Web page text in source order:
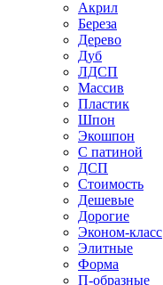
Акрил
Береза
Дерево
Дуб
ЛДСП
Массив
Пластик
Шпон
Экошпон
С патиной
ДСП
Стоимость
Дешевые
Дорогие
Эконом-класс
Элитные
Форма
П-образные